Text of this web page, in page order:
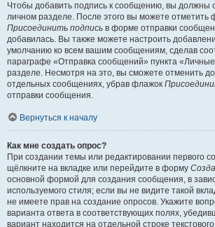
Чтобы добавить подпись к сообщению, вы должны
личном разделе. После этого вы можете отметить
Присоединить подпись в форме отправки
добавилась. Вы также можете настроить
умолчанию ко всем вашим сообщениям, сделав
параграфе «Отправка сообщений» пункта
разделе. Несмотря на это, вы сможете отменить
отдельных сообщениях, убрав флажок
отправки сообщения.
Вернуться к началу
Как мне создать опрос?
При создании темы или редактировании первого
щёлкните на вкладке или перейдите в форму
основной формой для создания сообщения, в
используемого стиля; если вы не видите такой
не имеете прав на создание опросов. Укажите
варианта ответа в соответствующих полях,
вариант находится на отдельной строке